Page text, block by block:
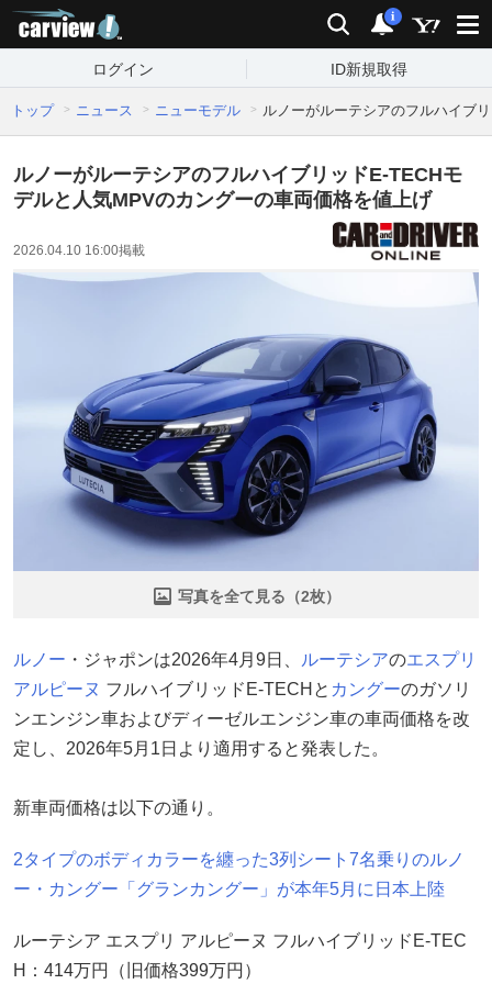
検索 通知
i
ログイン ID新規取得
トップ ニュース ニューモデル ルノーがルーテシアのフルハイブ
ルノーがルーテシアのフルハイブリッドE-TECHモ
デルと人気MPVのカングーの車両価格を値上げ
2026.04.10 16:00掲載
写真を全て見る（2枚）
ルノー ・ジャポンは2026年4月9日、 ルーテシアのエスプリ
アルピーヌ フルハイブリッドE-TECHと カングーのガソリ
ンエンジン車およびディーゼルエンジン車の車両価格を改
定し、2026年5月1日より適用すると発表した。
新車両価格は以下の通り。
2タイプのボディカラーを纏った3列シート7名乗りのルノ
ー・カングー「グランカングー」が本年5月に日本上陸
ルーテシア エスプリ アルピーヌ フルハイブリッドE-TEC
H：414万円（旧価格399万円）